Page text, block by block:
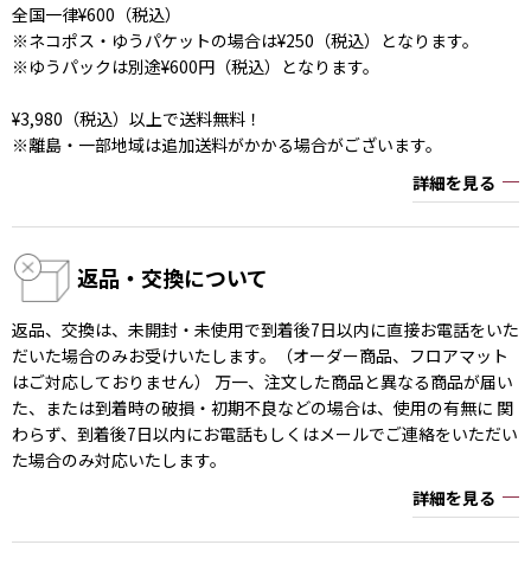
全国一律¥600（税込）
※ネコポス・ゆうパケットの場合は¥250（税込）となります。
※ゆうパックは別途¥600円（税込）となります。
¥3,980（税込）以上で送料無料！
※離島・一部地域は追加送料がかかる場合がございます。
詳細を見る
返品・交換について
返品、交換は、未開封・未使用で到着後7日以内に直接お電話をいた
だいた場合のみお受けいたします。（オーダー商品、フロアマット
はご対応しておりません） 万一、注文した商品と異なる商品が届い
た、または到着時の破損・初期不良などの場合は、使用の有無に 関
わらず、到着後7日以内にお電話もしくはメールでご連絡をいただい
た場合のみ対応いたします。
詳細を見る